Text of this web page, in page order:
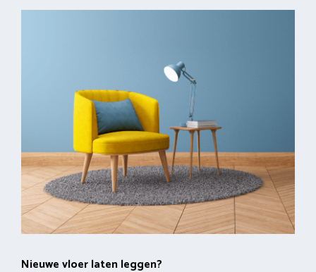
Nieuwe vloer laten leggen?